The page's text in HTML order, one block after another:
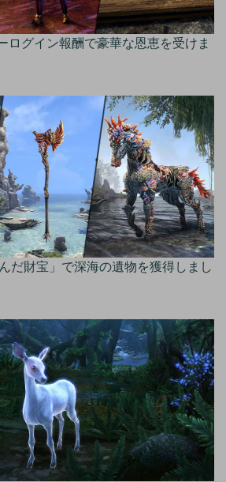
ログイン報酬で豪華な恩恵を受けま
だ財宝」で深海の遺物を獲得しまし